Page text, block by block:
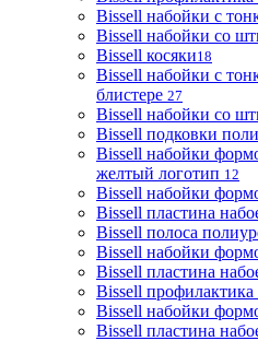
Bissell набойки с
Bissell набойки со
Bissell косяки18
Bissell набойки с
блистере 27
Bissell набойки со
Bissell подковки
Bissell набойки
желтый логотип 12
Bissell набойки
Bissell пластина
Bissell полоса
Bissell набойки
Bissell пластина
Bissell
Bissell набойки
Bissell пластина